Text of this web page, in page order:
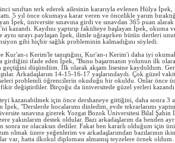
sınıftan terk ederek ailesinin kararıyla evlenen Hülya
5 yıl önce okumaya karar veren ve öncelikle yarım
İpek, üniversite sınavına girdi ve sınavdan 365 puan
kazandı. Kaydını yaptırıp fakülteye başlayan İpek, okuma
aynı sırayı paylaşan İpek, ilimle uğraşırken bütün dertleri
gibi hiçbir sağlık probleminin kalmadığını söyledi.
Kur'an-ı Kerim'le tanıştığını, Kur'an-ı Kerim'i daha iyi
girdiğini ifade eden İpek, "Bunu başarmanın yolunun ilk
geçtiğini düşündüm. İlk olarak akşam lisesine kaydoldum.
Arkadaşlarım 14-15-16-17 yaşlarındaydı. Çok güzel
problemli öğrencilerin okuduğu bir okuldu. Onlar önce
değiştirdiler. Birçoğu da üniversitede güzel yerleri
kazanabilmek için önce dershaneye gittiğini, daha sonra 3
İpek, "Derslerde hocalarımı dinledim, evde tekrarlarımı
sınavına girerek Yozgat Bozok Üniversitesi Bilal Şahin
yakınlarım destek oldular. Bazı arkadaşlarım da benden
sonra ne olacaksın dediler. Fakat ben kararlı olduğum için
olmak üzere yeğenlerim ve arkadaşlarımdan bazılarının
var, hatta ilkokul diploması almamış teyzelere örnek